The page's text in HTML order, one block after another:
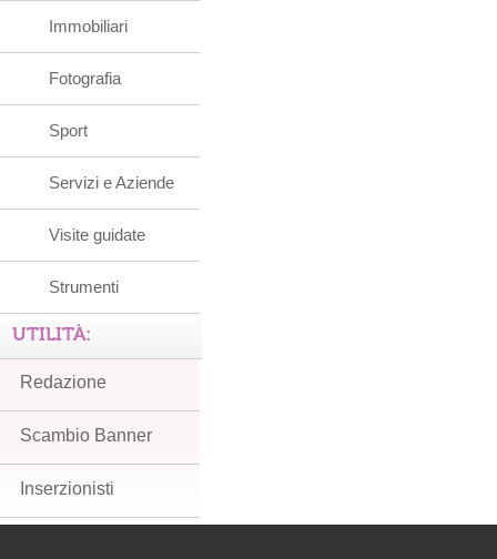
Immobiliari
Fotografia
Sport
Servizi e Aziende
Visite guidate
Strumenti
UTILITÀ:
Redazione
Scambio Banner
Inserzionisti